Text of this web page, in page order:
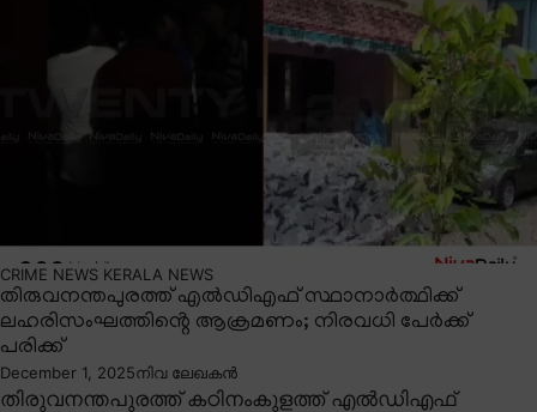
CRIME NEWS KERALA NEWS
തിരുവനന്തപുരത്ത് എൽഡിഎഫ് സ്ഥാനാർത്ഥിക്ക്
ലഹരിസംഘത്തിൻ്റെ ആക്രമണം; നിരവധി പേർക്ക്
പരിക്ക്
December 1, 2025നിവ ലേഖകൻ
തിരുവനന്തപുരത്ത് കഠിനംകുളത്ത് എൽഡിഎഫ്